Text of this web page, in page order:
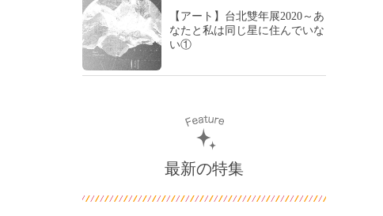
【アート】台北雙年展2020～あ
なたと私は同じ星に住んでいな
い①
最新の特集